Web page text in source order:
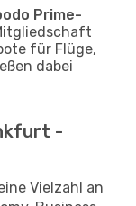
Prime-
für Flüge,
dabei
-
Vielzahl an